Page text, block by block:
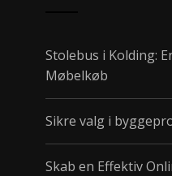
Stolebus i Kolding:
Møbelkøb
Sikre valg i
Skab en Effektiv